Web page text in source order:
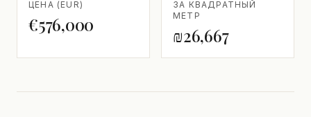
ЦЕНА (EUR)
€576,000
ЗА КВАДРАТНЫЙ
МЕТР
₪26,667